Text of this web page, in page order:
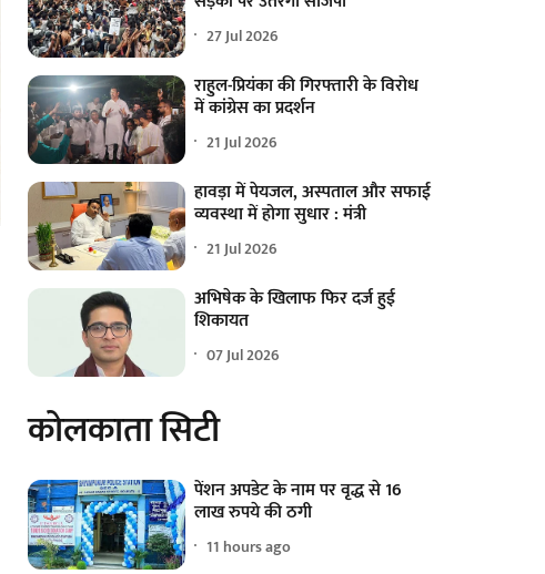
27 Jul 2026
राहुल-प्रियंका की गिरफ्तारी के विरोध
में कांग्रेस का प्रदर्शन
21 Jul 2026
हावड़ा में पेयजल, अस्पताल और सफाई
व्यवस्था में होगा सुधार : मंत्री
21 Jul 2026
अभिषेक के खिलाफ फिर दर्ज हुई
शिकायत
07 Jul 2026
कोलकाता सिटी
पेंशन अपडेट के नाम पर वृद्ध से 16
लाख रुपये की ठगी
11 hours ago